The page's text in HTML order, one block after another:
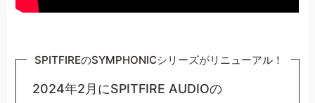
SPITFIREのSYMPHONICシリーズがリニューアル！
2024年2月にSPITFIRE AUDIOの